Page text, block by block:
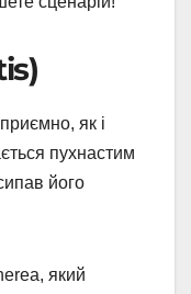
як і
пухнастим
його
який